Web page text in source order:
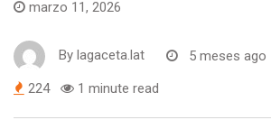
marzo 11, 2026
By lagaceta.lat 5 meses ago
224 1 minute read